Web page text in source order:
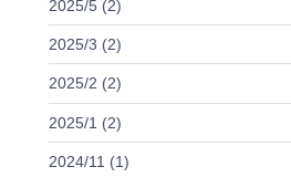
2025/5 (2)
2025/3 (2)
2025/2 (2)
2025/1 (2)
2024/11 (1)